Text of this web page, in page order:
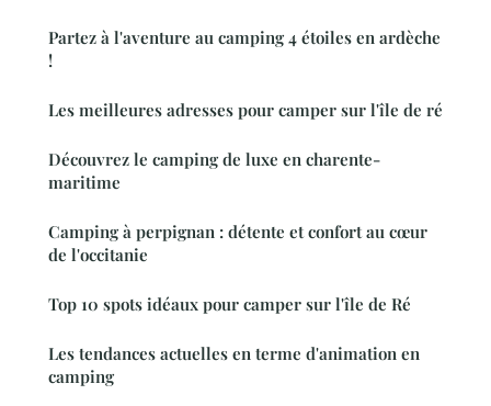
Partez à l'aventure au camping 4 étoiles en ardèche
!
Les meilleures adresses pour camper sur l'île de ré
Découvrez le camping de luxe en charente-
maritime
Camping à perpignan : détente et confort au cœur
de l'occitanie
Top 10 spots idéaux pour camper sur l'île de Ré
Les tendances actuelles en terme d'animation en
camping